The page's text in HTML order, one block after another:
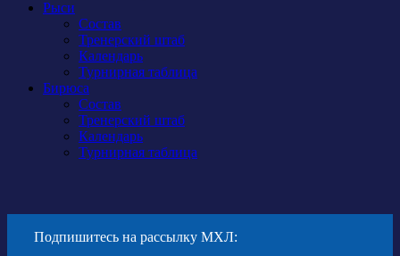
Рыси
Состав
Тренерский штаб
Календарь
Турнирная таблица
Бирюса
Состав
Тренерский штаб
Календарь
Турнирная таблица
Подпишитесь на рассылку МХЛ: